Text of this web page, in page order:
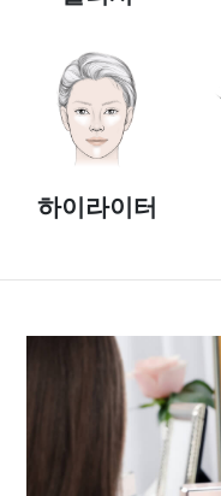
하이라이터